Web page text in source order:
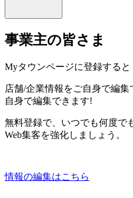
事業主の皆さま
Myタウンページに登録すると
店舗/企業情報をご自身で編集
自身で編集できます!
無料登録で、いつでも何度で
Web集客を強化しましょう。
情報の編集はこちら